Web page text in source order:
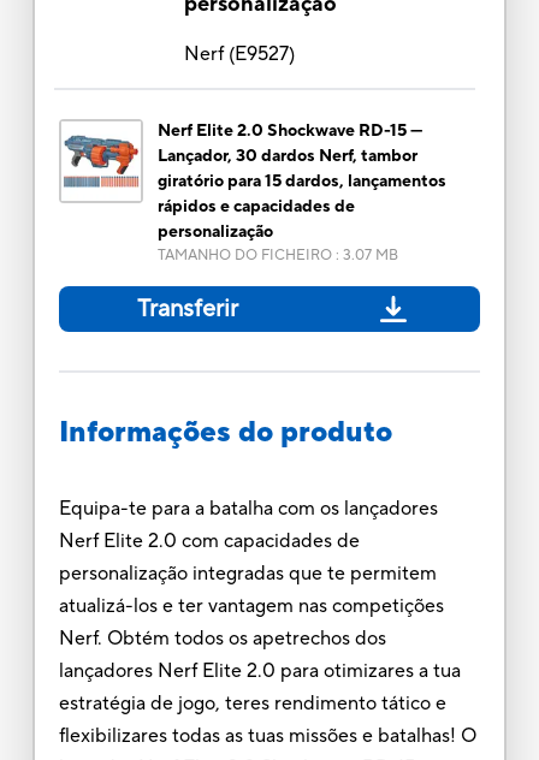
Nerf(E9527)
Nerf Elite 2.0 Shockwave RD-15 —
Lançador, 30 dardos Nerf, tambor
giratório para 15 dardos, lançamentos
rápidos e capacidades de
personalização
TAMANHO DO FICHEIRO: 3.07 MB
Transferir
Informações do produto
Equipa-te para a batalha com os lançadores
Nerf Elite 2.0 com capacidades de
personalização integradas que te permitem
atualizá-los e ter vantagem nas competições
Nerf. Obtém todos os apetrechos dos
lançadores Nerf Elite 2.0 para otimizares a tua
estratégia de jogo, teres rendimento tático e
flexibilizares todas as tuas missões e batalhas! O